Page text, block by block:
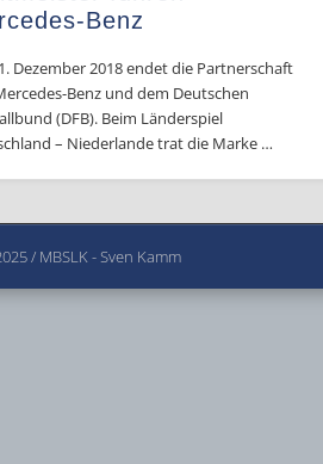
Benz
Dezember 2018 endet die Partnerschaft
Benz und dem Deutschen
(DFB). Beim Länderspiel
– Niederlande trat die Marke …
/ MBSLK - Sven Kamm